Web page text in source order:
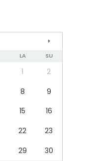
›
LA SU
1
2
8
9
15
16
22
23
29
30